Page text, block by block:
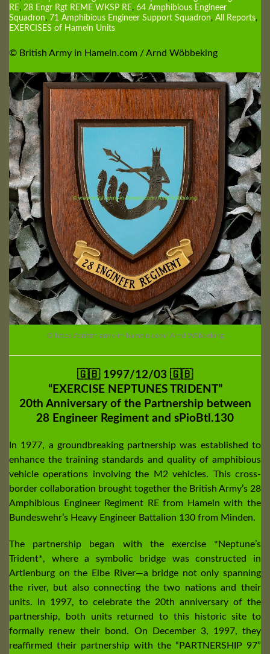
RE, 28 Engr Rgt REME WKSP RE, 64 Amphibious Engineer
Squadron, 71 Amphibious Engineer Support Squadron, All Reports,
EXERCISES of Hameln Units
© British Army in Hameln.com / Arnd Wöbbeking
© https://british-army-in-hameln.com/ Arnd Wöbbeking
🇬🇧 1997/12/03 🇬🇧
“EXERCISE NEPTUNES TRIDENT”
20th Anniversary of the Partnership between
28 Engineer Regiment and sPioBtl.130
In 1977, a groundbreaking partnership was established to
enhance the training standards and quality of amphibious
vehicle operations involving the M2 vehicles. This cross-
border collaboration brought together the British Army’s 28
Amphibious Engineer Regiment RE from Hameln with the
Bundeswehr’s Heavy Engineer Battalion 130 from Minden.
The partnership began with the exercise *Neptune’s
Trident*, where a symbolic bridge was constructed in
Artlenburg on the Elbe River—a bridge not only spanning
the river, but also connecting the two nations and their
units. In 1997, to celebrate the 20th anniversary of the
partnership, both units returned to this historic site to
formally renew their bond. On December 3, 1997, they
reaffirmed their partnership with the “PARTNERSHIP 97”